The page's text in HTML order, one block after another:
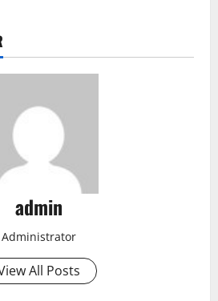
admin
Administrator
All Posts